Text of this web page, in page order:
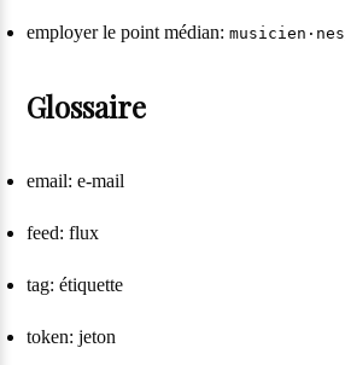
employer le point médian:musicien·nes
Glossaire
email: e-mail
feed: flux
tag: étiquette
token: jeton